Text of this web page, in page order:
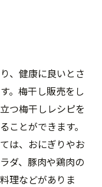
、健康に良いとさ
。梅干し販売をし
つ梅干しレシピを
ことができます。
は、おにぎりやお
ダ、豚肉や鶏肉の
理などがありま